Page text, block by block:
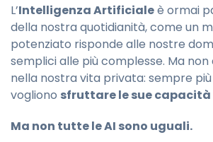
L’Intelligenza Artificialeè ormai
della nostra quotidianità,come un
potenziato risponde alle nostre
semplici alle più complesse. Ma
nella nostra vita privata: sempre
vogliono sfruttare le sue capacità
Ma non tutte le AI sono uguali.